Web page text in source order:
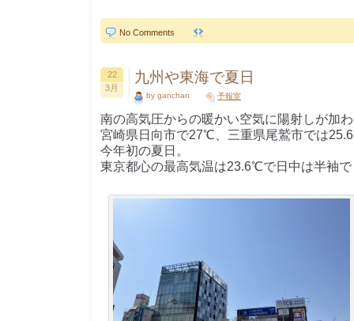
No Comments
22
3月
九州や東海で夏日
by ganchan 予報室
南の高気圧からの暖かい空気に陽射しが加
宮崎県日向市で27℃、三重県尾鷲市では
今年初の夏日。
東京都心の最高気温は23.6℃で日中は半袖